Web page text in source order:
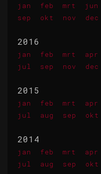
jan feb mrt jun
sep
okt nov dec
2016
jan feb mrt apr
jul
sep nov dec
2015
jan feb mrt apr
jul
aug sep okt
2014
jan feb mrt apr
jul
aug sep okt